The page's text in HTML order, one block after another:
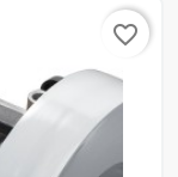
favorite_border